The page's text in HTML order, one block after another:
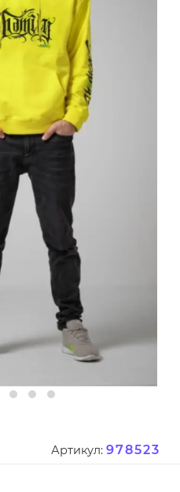
Артикул: 978523